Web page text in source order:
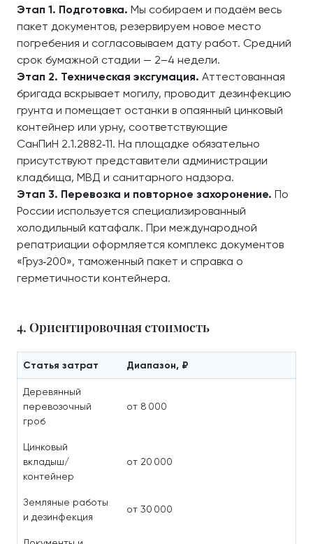
Этап 1. Подготовка. Мы собираем и подаём весь
пакет документов, резервируем новое место
погребения и согласовываем дату работ. Средний
срок бумажной стадии — 2–4 недели.
Этап 2. Техническая эксгумация. Аттестованная
бригада вскрывает могилу, проводит дезинфекцию
грунта и помещает останки в опаянный цинковый
контейнер или урну, соответствующие
СанПиН 2.1.2882‑11. На площадке обязательно
присутствуют представители администрации
кладбища, МВД и санитарного надзора.
Этап 3. Перевозка и повторное захоронение. По
России используется специализированный
холодильный катафалк. При международной
репатриации оформляется комплекс документов
«Груз‑200», таможенный пакет и справка о
герметичности контейнера.
4. Ориентировочная стоимость
Статья затрат Диапазон, ₽
Деревянный
перевозочный
гроб
от 8 000
Цинковый
вкладыш/
контейнер
от 20 000
Земляные работы
и дезинфекция
от 30 000